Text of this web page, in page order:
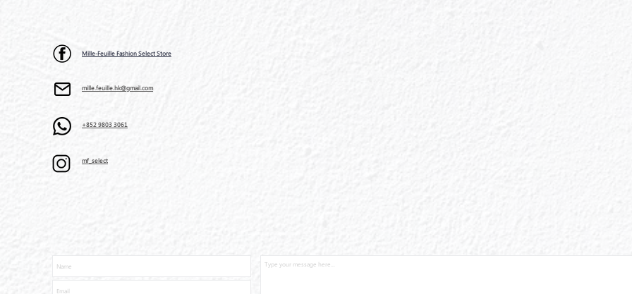
Mille-Feuille Fashion Select Store
mille.feuille.hk@gmail.com
+852 9803 3061
mf_select